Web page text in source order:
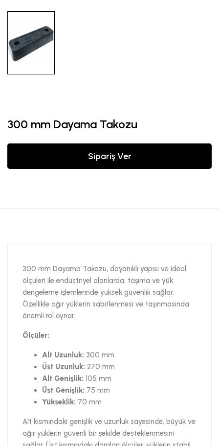
300 mm Dayama Takozu
Sipariş Ver
300 mm Dayama Takozu, dayanıklı yapısı ve ideal
ölçüleri ile endüstriyel alanlarda, taşıma ve yük
dengeleme işlemlerinde yüksek güvenlik sağlar.
Özellikle ağır yüklerin sabitlenmesi ve taşınmasında
önemli rol oynar.
Ölçüler:
Alt Uzunluk: 300 mm
Üst Uzunluk: 270 mm
Alt Genişlik: 105 mm
Üst Genişlik: 75 mm
Yükseklik: 70 mm
Alt kısmındaki genişlik ve uzunluk sayesinde, büyük ve
ağır yüklerin güvenli bir şekilde desteklenmesini